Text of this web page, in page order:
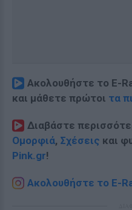
Ακολουθήστε το E-
και μάθετε πρώτοι τα
Διαβάστε
Ομορφιά, Σχέσεις και
Pink.gr!
Ακολουθήστε το E-